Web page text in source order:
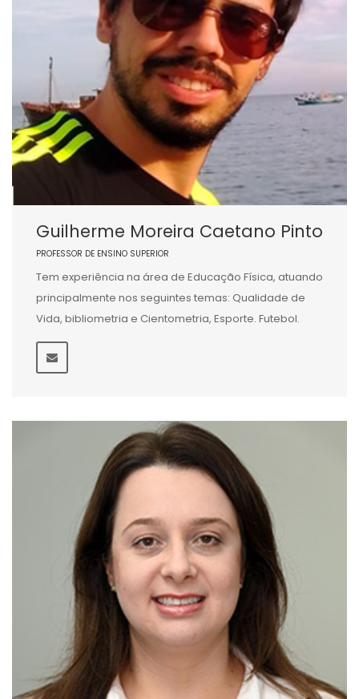
Guilherme Moreira Caetano Pinto
PROFESSOR DE ENSINO SUPERIOR
Tem experiência na área de Educação Física, atuando
principalmente nos seguintes temas: Qualidade de
Vida, bibliometria e Cientometria, Esporte. Futebol.